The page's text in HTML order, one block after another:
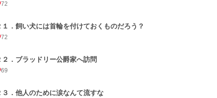
72
１．飼い犬には首輪を付けておくものだろう？
72
２．ブラッドリー公爵家へ訪問
69
３．他人のために涙なんて流すな